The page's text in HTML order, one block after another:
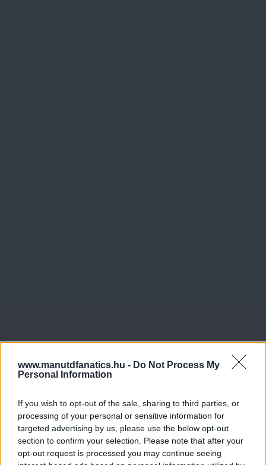
www.manutdfanatics.hu - Do Not Process My
Personal Information
If you wish to opt-out of the sale, sharing to third parties, or
processing of your personal or sensitive information for
targeted advertising by us, please use the below opt-out
section to confirm your selection. Please note that after your
opt-out request is processed you may continue seeing